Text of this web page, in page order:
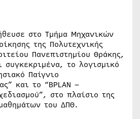
στο Τμήμα Μηχανικών
της Πολυτεχνικής
Πανεπιστημίου Θράκης,
συγκεκριμένα, το λογισμικό
Παίγνιο
και το “BPLAN –
στο πλαίσιο της
του ΔΠΘ.